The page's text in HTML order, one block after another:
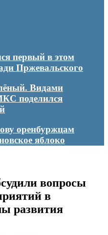
первый в этом
Пржевальского
Видами
поделился
оренбуржцам
яблоко
вопросы
в
развития